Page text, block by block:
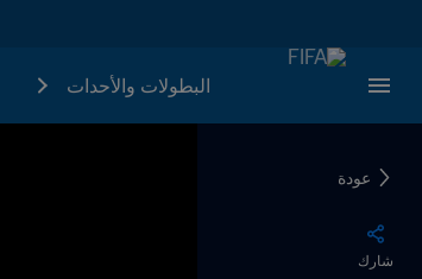
البطولات والأحدات
عودة
شارك